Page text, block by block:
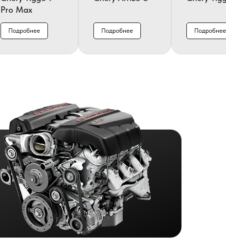
Pro Max
Подробнее Подробнее Подробнее